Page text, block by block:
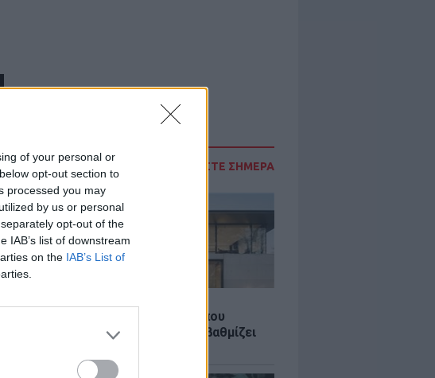
of your personal or
opt-out section to
processed you may
by us or personal
opt-out of the
IAB’s list of downstream
on the IAB’s List of
ΔΙΑΒΑΣΤΕ ΣΗΜΕΡΑ
Θερμοπλαστική: Καινοτομία που
εξοικονομεί ενέργεια και αναβαθμίζει